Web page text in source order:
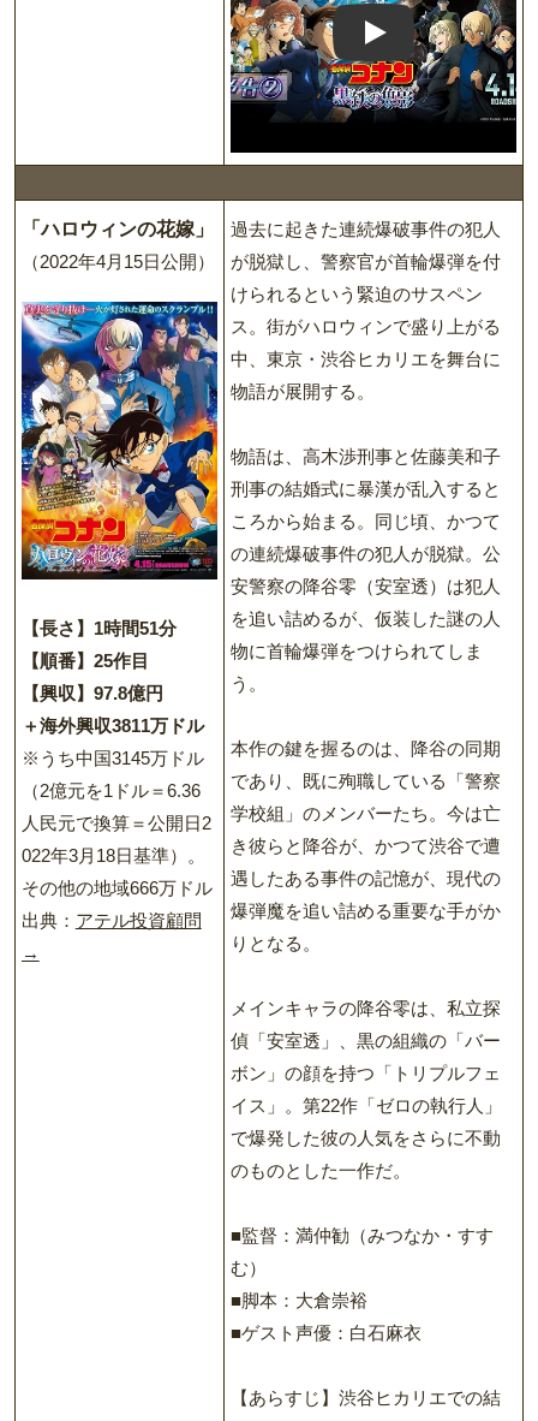
Play: Keynote (Google
「ハロウィンの花嫁」
（2022年4月15日公開）
【長さ】1時間51分
【順番】25作目
【興収】97.8億円
＋海外興収3811万ドル
※うち中国3145万ドル
（2億元を1ドル＝6.36
人民元で換算＝公開日2
022年3月18日基準）。
その他の地域666万ドル
出典： アテル投資顧問
→
過去に起きた連続爆破事件の犯人
が脱獄し、警察官が首輪爆弾を付
けられるという緊迫のサスペン
ス。街がハロウィンで盛り上がる
中、東京・渋谷ヒカリエを舞台に
物語が展開する。
物語は、高木渉刑事と佐藤美和子
刑事の結婚式に暴漢が乱入すると
ころから始まる。同じ頃、かつて
の連続爆破事件の犯人が脱獄。公
安警察の降谷零（安室透）は犯人
を追い詰めるが、仮装した謎の人
物に首輪爆弾をつけられてしま
う。
本作の鍵を握るのは、降谷の同期
であり、既に殉職している「警察
学校組」のメンバーたち。今は亡
き彼らと降谷が、かつて渋谷で遭
遇したある事件の記憶が、現代の
爆弾魔を追い詰める重要な手がか
りとなる。
メインキャラの降谷零は、私立探
偵「安室透」、黒の組織の「バー
ボン」の顔を持つ「トリプルフェ
イス」。第22作「ゼロの執行人」
で爆発した彼の人気をさらに不動
のものとした一作だ。
■監督：満仲勧（みつなか・すす
む）
■脚本：大倉崇裕
■ゲスト声優：白石麻衣
【あらすじ】渋谷ヒカリエでの結